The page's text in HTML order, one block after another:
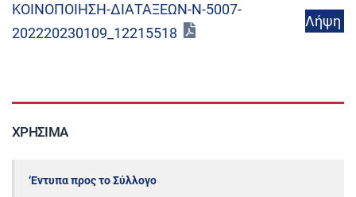
ΚΟΙΝΟΠΟΙΗΣΗ-ΔΙΑΤΑΞΕΩΝ-Ν-5007-
202220230109_12215518
Λήψη
ΧΡΉΣΙΜΑ
‘Εντυπα προς το Σύλλογο